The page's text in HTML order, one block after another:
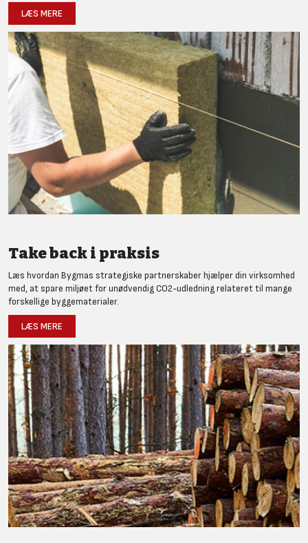
LÆS MERE
Take back i praksis
Læs hvordan Bygmas strategiske partnerskaber hjælper din virksomhed
med, at spare miljøet for unødvendig CO2-udledning relateret til mange
forskellige byggematerialer.
LÆS MERE